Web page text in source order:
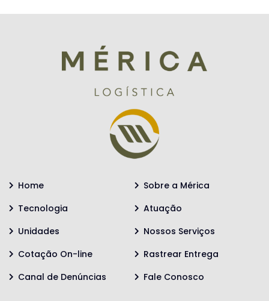
Home
Sobre a Mérica
Tecnologia
Atuação
Unidades
Nossos Serviços
Cotação On-line
Rastrear Entrega
Canal de Denúncias
Fale Conosco